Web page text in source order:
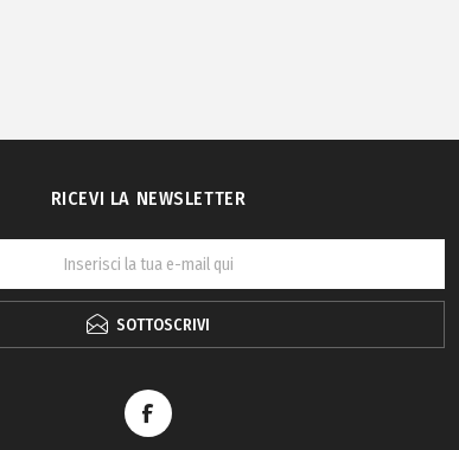
RICEVI LA NEWSLETTER
SOTTOSCRIVI